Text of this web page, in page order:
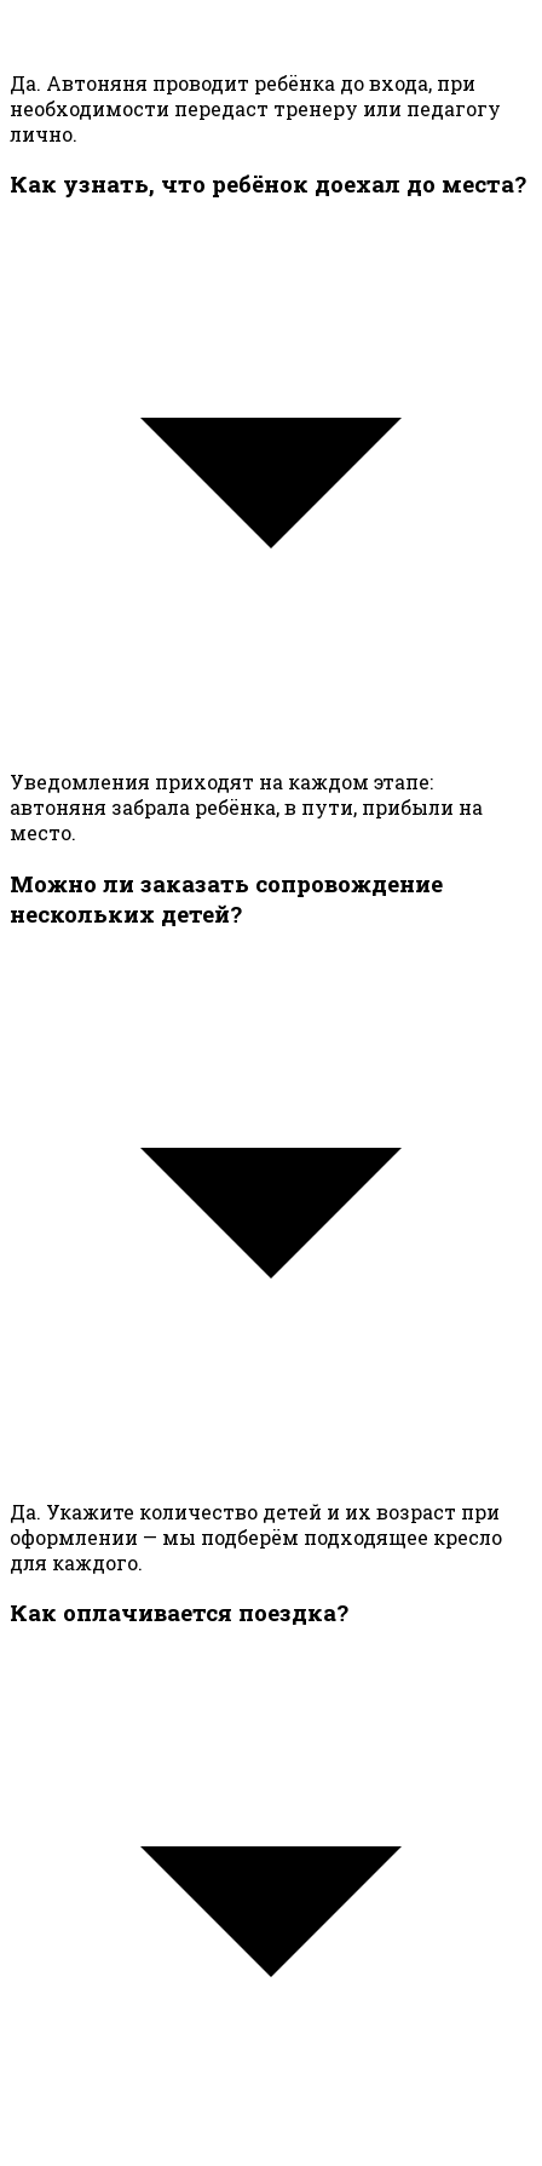
Да. Автоняня проводит ребёнка до входа, при
необходимости передаст тренеру или педагогу
лично.
Как узнать, что ребёнок доехал до места?
Уведомления приходят на каждом этапе:
автоняня забрала ребёнка, в пути, прибыли на
место.
Можно ли заказать сопровождение
нескольких детей?
Да. Укажите количество детей и их возраст при
оформлении — мы подберём подходящее кресло
для каждого.
Как оплачивается поездка?